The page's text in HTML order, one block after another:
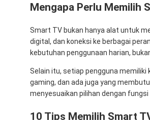
Mengapa Perlu Memilih
Smart TV bukan hanya alat untuk
digital, dan koneksi ke berbagai
kebutuhan penggunaan harian,
Selain itu, setiap pengguna memiliki
gaming, dan ada juga yang
menyesuaikan pilihan dengan
10 Tips Memilih Smart